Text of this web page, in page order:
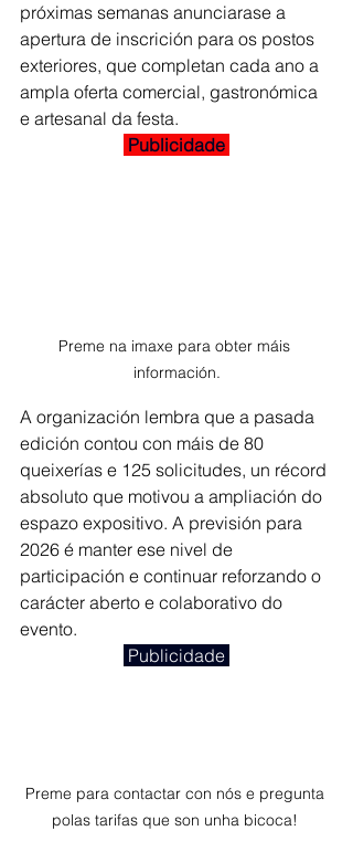
próximas semanas anunciarase a
apertura de inscrición para os postos
exteriores, que completan cada ano a
ampla oferta comercial, gastronómica
e artesanal da festa.
Publicidade
Preme na imaxe para obter máis
información.
A organización lembra que a pasada
edición contou con máis de 80
queixerías e 125 solicitudes, un récord
absoluto que motivou a ampliación do
espazo expositivo. A previsión para
2026 é manter ese nivel de
participación e continuar reforzando o
carácter aberto e colaborativo do
evento.
Publicidade
Preme para contactar con nós e pregunta
polas tarifas que son unha bicoca!